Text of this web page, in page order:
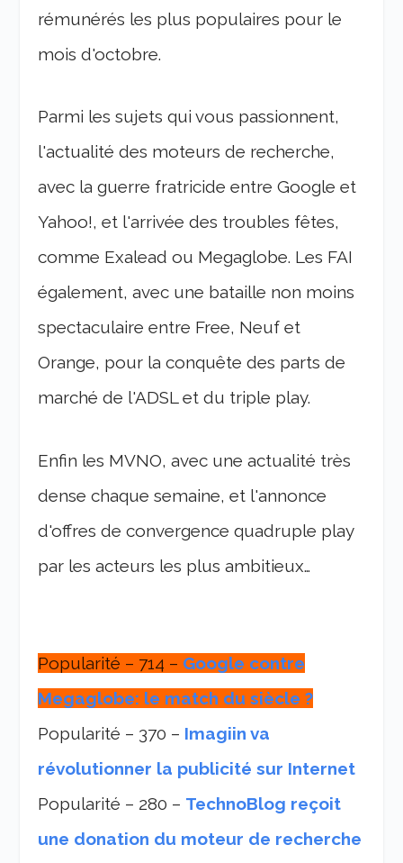
rémunérés les plus populaires pour le
mois d'octobre.
Parmi les sujets qui vous passionnent,
l'actualité des moteurs de recherche,
avec la guerre fratricide entre Google et
Yahoo!, et l'arrivée des troubles fêtes,
comme Exalead ou Megaglobe. Les FAI
également, avec une bataille non moins
spectaculaire entre Free, Neuf et
Orange, pour la conquête des parts de
marché de l'ADSL et du triple play.
Enfin les MVNO, avec une actualité très
dense chaque semaine, et l'annonce
d'offres de convergence quadruple play
par les acteurs les plus ambitieux…
Popularité – 714 – Google contre
Megaglobe: le match du siècle ?
Popularité – 370 – Imagiin va
révolutionner la publicité sur Internet
Popularité – 280 – TechnoBlog reçoit
une donation du moteur de recherche